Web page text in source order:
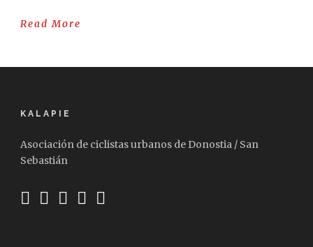
Read More
KALAPIE
Asociación de ciclistas urbanos de Donostia / San
Sebastián